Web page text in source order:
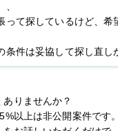
、
って探しているけど、希
条件は妥協して探し直し
りませんか？
以上は非公開案件です。